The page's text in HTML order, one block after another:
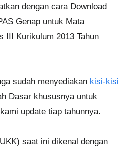
dengan cara Download
Genap untuk Mata
III Kurikulum 2013 Tahun
sudah menyediakan kisi-kisi
Dasar khususnya untuk
update tiap tahunnya.
saat ini dikenal dengan